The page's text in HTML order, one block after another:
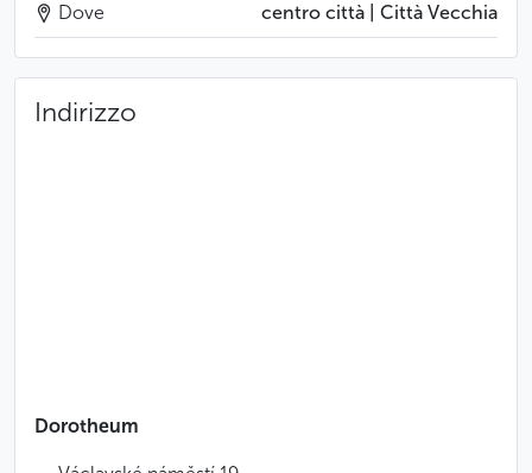
Dove centro città | Città Vecchia
Indirizzo
Dorotheum